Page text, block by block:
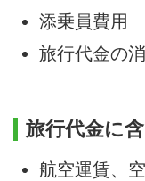
添乗員費用
旅行代金の
旅行代金に
航空運賃、